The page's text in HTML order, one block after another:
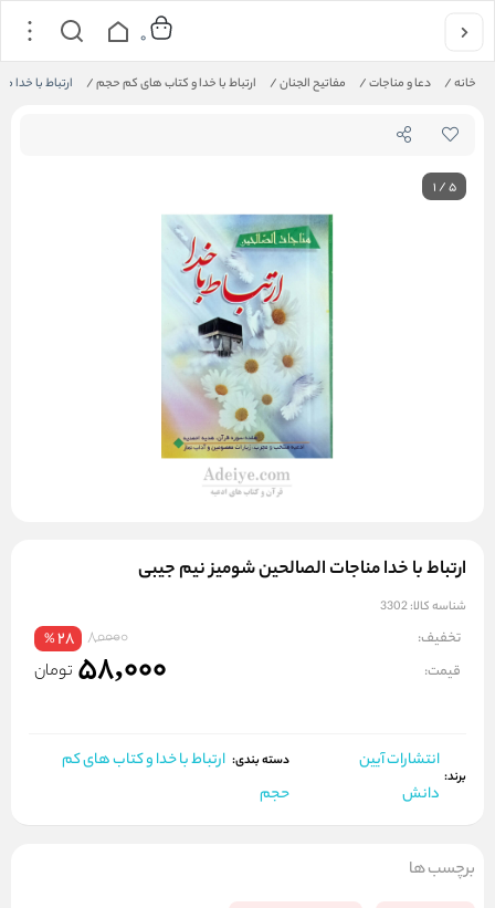
خانه/ دعا و مناجات/ مفاتیح الجنان/ ارتباط با خدا و کتاب های کم حجم/ ارتباط با خدا
0
1/5
ارتباط با خدا مناجات الصالحین شومیز نیم جیبی
شناسه کالا:3302
تخفیف: 80000
28
%
قیمت: 58,000 تومان
برند:
انتشارات آیین
دانش
دسته بندی: ارتباط با خدا و کتاب های کم
حجم
برچسب ها